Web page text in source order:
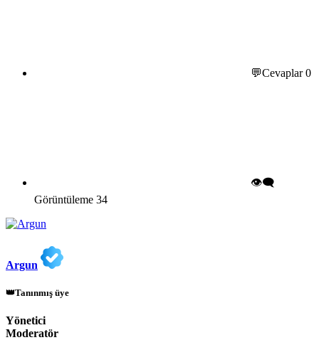
💬Cevaplar0
👁️‍🗨️
Görüntüleme 34
Argun
👑Tanınmış üye
Yönetici
Moderatör